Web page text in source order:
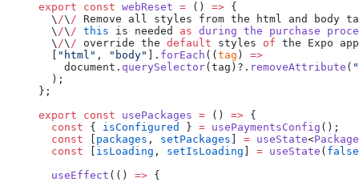
export const webReset = () => {
  \
/\ / Remove all styles from the html and body
  \
/\ / this is needed as during the purchase
  \
/\ / override the default styles of the Expo app
"html" , "body" ]. forEach (( tag ) =>
    document.
querySelector(tag)?. removeAttribute (
  );
};
export const usePackages = () => {
  const
{ isConfigured } = usePaymentsConfig ();
  const
packages , setPackages = useState<Package
  const
isLoading , setIsLoading = useState ( false
  useEffect
(() => {